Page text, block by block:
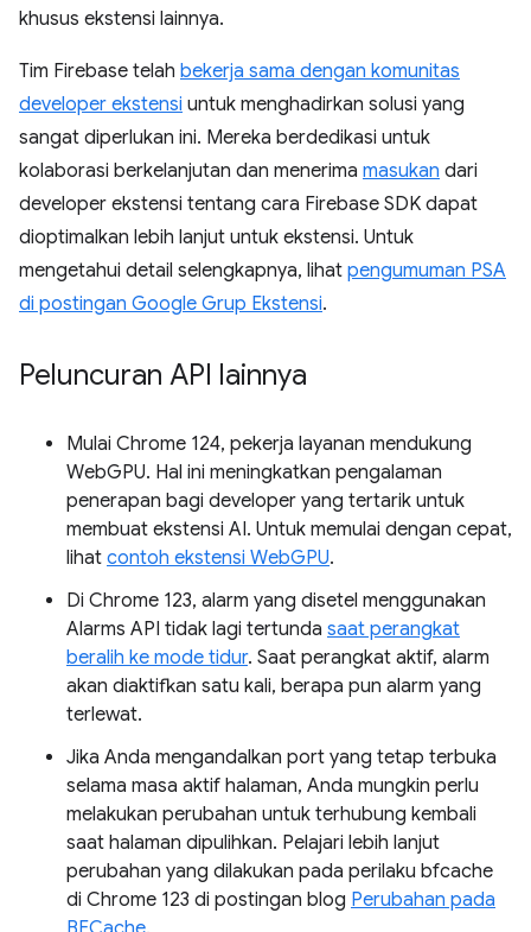
khusus ekstensi lainnya.
Tim Firebase telah bekerja sama dengan komunitas
developer ekstensi untuk menghadirkan solusi yang
sangat diperlukan ini. Mereka berdedikasi untuk
kolaborasi berkelanjutan dan menerima masukan dari
developer ekstensi tentang cara Firebase SDK dapat
dioptimalkan lebih lanjut untuk ekstensi. Untuk
mengetahui detail selengkapnya, lihat pengumuman PSA
di postingan Google Grup Ekstensi.
Peluncuran API lainnya
Mulai Chrome 124, pekerja layanan mendukung
WebGPU. Hal ini meningkatkan pengalaman
penerapan bagi developer yang tertarik untuk
membuat ekstensi AI. Untuk memulai dengan cepat,
lihat contoh ekstensi WebGPU.
Di Chrome 123, alarm yang disetel menggunakan
Alarms API tidak lagi tertunda saat perangkat
beralih ke mode tidur. Saat perangkat aktif, alarm
akan diaktifkan satu kali, berapa pun alarm yang
terlewat.
Jika Anda mengandalkan port yang tetap terbuka
selama masa aktif halaman, Anda mungkin perlu
melakukan perubahan untuk terhubung kembali
saat halaman dipulihkan. Pelajari lebih lanjut
perubahan yang dilakukan pada perilaku bfcache
di Chrome 123 di postingan blog Perubahan pada